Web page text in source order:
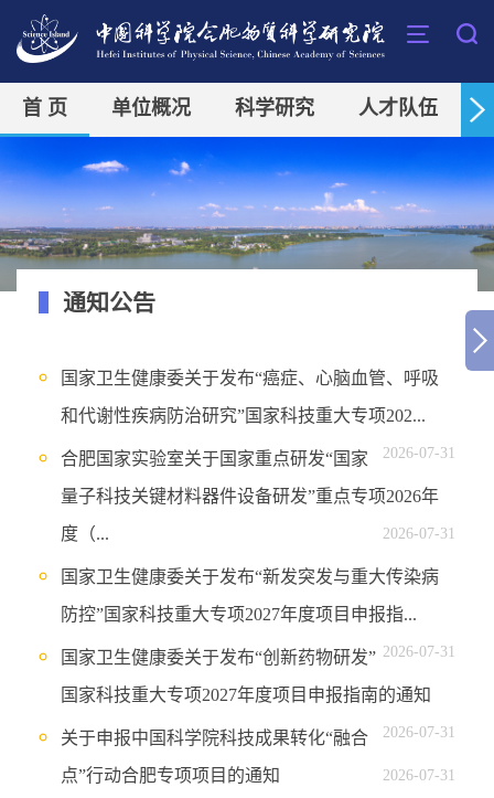
首 页 单位概况 科学研究 人才队伍
通知公告
国家卫生健康委关于发布“癌症、心脑血管、呼吸
和代谢性疾病防治研究”国家科技重大专项202...
2026-07-31
合肥国家实验室关于国家重点研发“国家
量子科技关键材料器件设备研发”重点专项2026年
度（...
2026-07-31
国家卫生健康委关于发布“新发突发与重大传染病
防控”国家科技重大专项2027年度项目申报指...
2026-07-31
国家卫生健康委关于发布“创新药物研发”
国家科技重大专项2027年度项目申报指南的通知
2026-07-31
关于申报中国科学院科技成果转化“融合
点”行动合肥专项项目的通知
2026-07-31